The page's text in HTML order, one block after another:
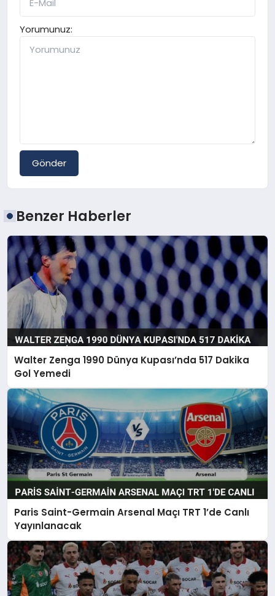
Yorumunuz:
Gönder
Benzer Haberler
Walter Zenga 1990 Dünya Kupası’nda 517 Dakika
Gol Yemedi
Paris Saint-Germain Arsenal Maçı TRT 1’de Canlı
Yayınlanacak